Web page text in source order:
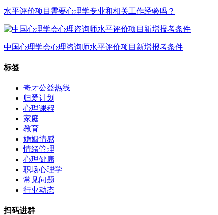
水平评价项目需要心理学专业和相关工作经验吗？
中国心理学会心理咨询师水平评价项目新增报考条件
标签
奇才公益热线
归爱计划
心理课程
家庭
教育
婚姻情感
情绪管理
心理健康
职场心理学
常见问题
行业动态
扫码进群